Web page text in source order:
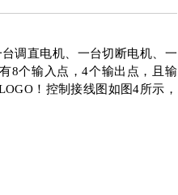
调直电机、一台切断电机、一
8个输入点，4个输出点，且输
！控制接线图如图4所示，